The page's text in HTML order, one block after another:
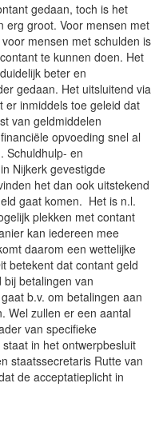
gedaan, toch is het
erg groot. Voor mensen met
mensen met schulden is
te kunnen doen. Het
beter en
gedaan. Het uitsluitend via
er inmiddels toe geleid dat
van geldmiddelen
opvoeding snel al
Schuldhulp- en
Nijkerk gevestigde
het dan ook uitstekend
gaat komen. Het is n.l.
plekken met contant
kan iedereen mee
daarom een wettelijke
betekent dat contant geld
betalingen van
b.v. om betalingen aan
Wel zullen er een aantal
van specifieke
in het ontwerpbesluit
staatssecretaris Rutte van
de acceptatieplicht in